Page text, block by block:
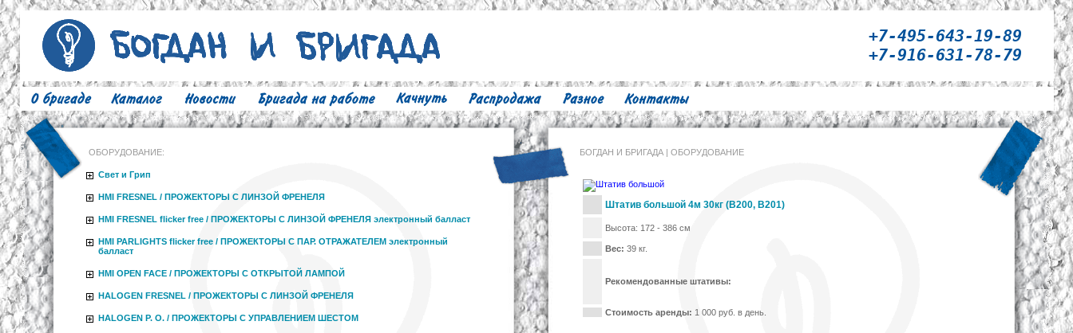
+7-495-643-19-89
+7-916-631-78-79
ОБОРУДОВАНИЕ:
Свет и Грип
HMI FRESNEL / ПРОЖЕКТОРЫ С ЛИНЗОЙ ФРЕНЕЛЯ
HMI FRESNEL flicker free / ПРОЖЕКТОРЫ С ЛИНЗОЙ ФРЕНЕЛЯ электронный балласт
HMI PARLIGHTS flicker free / ПРОЖЕКТОРЫ С ПАР. ОТРАЖАТЕЛЕМ электронный
балласт
HMI OPEN FACE / ПРОЖЕКТОРЫ С ОТКРЫТОЙ ЛАМПОЙ
HALOGEN FRESNEL / ПРОЖЕКТОРЫ С ЛИНЗОЙ ФРЕНЕЛЯ
HALOGEN P. O. / ПРОЖЕКТОРЫ С УПРАВЛЕНИЕМ ШЕСТОМ
БОГДАН И БРИГАДА | ОБОРУДОВАНИЕ
Штатив большой 4м 30кг (B200, B201)
Высота: 172 - 386 см
Вес: 39 кг.
Рекомендованные штативы:
Стоимость аренды: 1 000 руб. в день.